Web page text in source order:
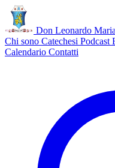
Don Leonardo
Chi sono Catechesi Podcast
Calendario Contatti